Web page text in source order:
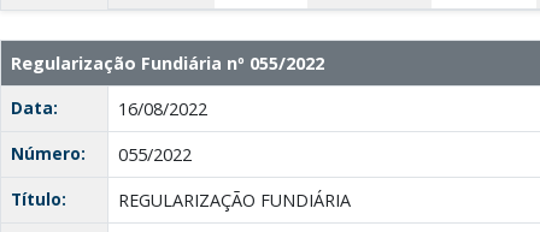
Regularização Fundiária nº 055/2022
Data:
16/08/2022
Número:
055/2022
Título:
REGULARIZAÇÃO FUNDIÁRIA